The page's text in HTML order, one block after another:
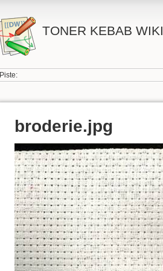
TONER KEBAB WIKI
Piste:
broderie.jpg